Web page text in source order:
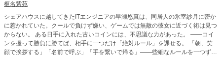
枢名紫苑
シェアハウスに越してきたITエンジニアの早瀬悠真は、同居人の氷室紗月に密か
に惹かれていた。クールで負けず嫌い、ゲームでは無敵の彼女に近づく術は見つ
からない。 ある日手に入れた古いコインには、不思議な力があった。 ——コイ
ンを握って勝負に勝てば、相手に一つだけ「絶対ルール」を課せる。 「朝、笑
顔で挨拶する」「名前で呼ぶ」「手を繋いで帰る」——些細なルールを一つずつ